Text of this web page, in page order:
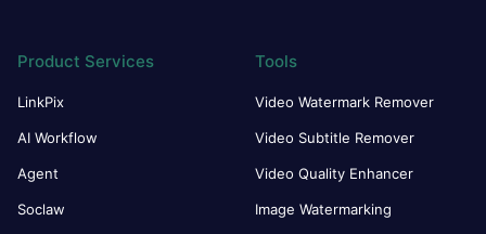
Product Services
LinkPix
AI Workflow
Agent
Soclaw
Tools
Video Watermark Remover
Video Subtitle Remover
Video Quality Enhancer
Image Watermarking